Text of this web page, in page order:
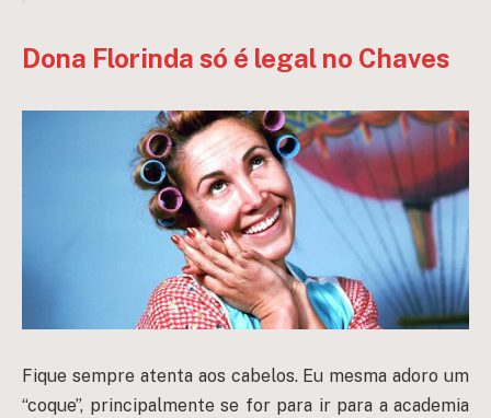
Dona Florinda só é legal no Chaves
Fique sempre atenta aos cabelos. Eu mesma adoro um
“coque”, principalmente se for para ir para a academia